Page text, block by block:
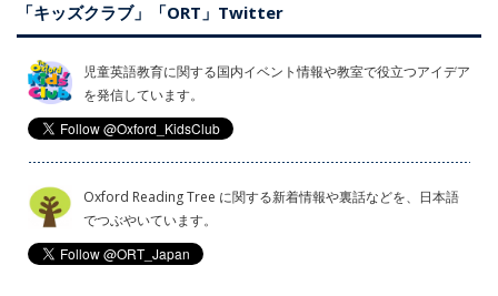
「キッズクラブ」「ORT」Twitter
児童英語教育に関する国内イベント情報や教室で役立つアイデア
を発信しています。
Oxford Reading Tree に関する新着情報や裏話などを、日本語
でつぶやいています。